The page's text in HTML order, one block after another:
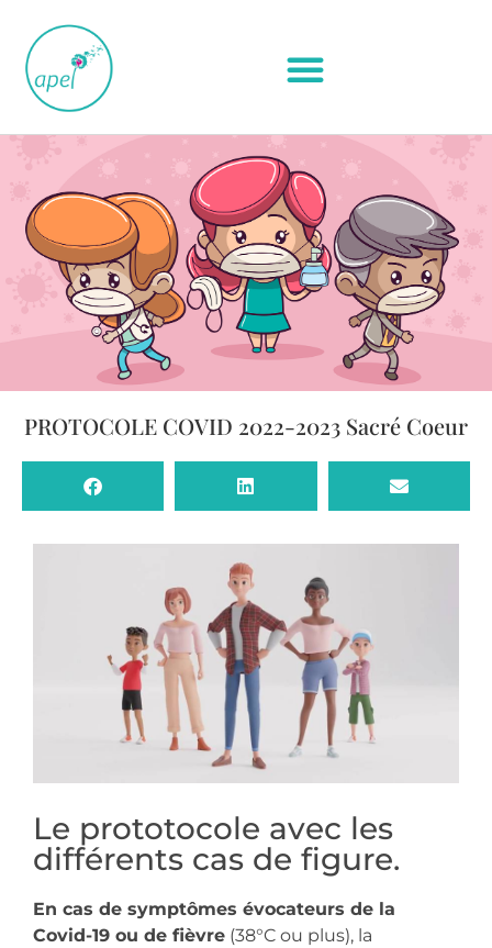
PROTOCOLE COVID 2022-2023 Sacré Coeur
Le prototocole avec les
différents cas de figure.
En cas de symptômes évocateurs de la
Covid-19 ou de fièvre (38°C ou plus), la